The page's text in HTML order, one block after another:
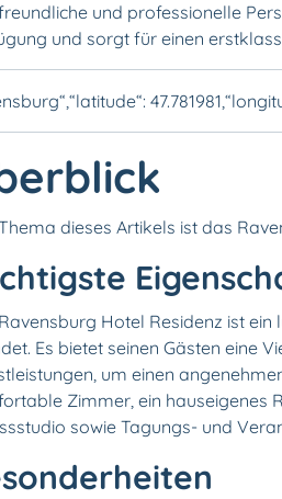
und professionelle
und sorgt für einen
dieses Artikels ist das
Hotel Residenz ist
Es bietet seinen Gästen eine
um einen
Zimmer, ein hauseigenes
sowie Tagungs- und